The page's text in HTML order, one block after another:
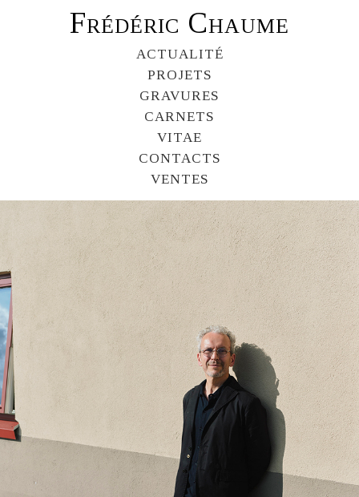
ACTUALITÉ
PROJETS
GRAVURES
CARNETS
VITAE
CONTACTS
VENTES
Frédéric Chaume